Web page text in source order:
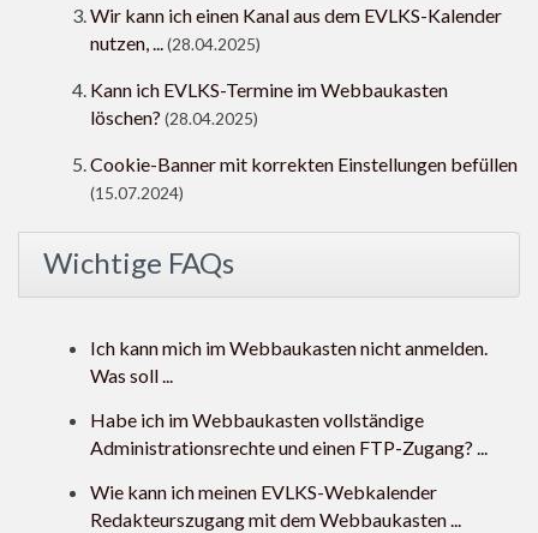
Wir kann ich einen Kanal aus dem EVLKS-Kalender
nutzen, ...(28.04.2025)
Kann ich EVLKS-Termine im Webbaukasten
löschen? (28.04.2025)
Cookie-Banner mit korrekten Einstellungen befüllen
(15.07.2024)
Wichtige FAQs
Ich kann mich im Webbaukasten nicht anmelden.
Was soll ...
Habe ich im Webbaukasten vollständige
Administrationsrechte und einen FTP-Zugang? ...
Wie kann ich meinen EVLKS-Webkalender
Redakteurszugang mit dem Webbaukasten ...